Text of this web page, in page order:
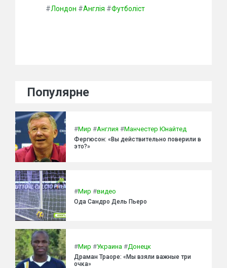
#Лондон #Англія #Футболіст
Популярне
#Мир #Англия #Манчестер Юнайтед
Фергюсон: «Вы действительно поверили в
это?»
#Мир #видео
Ода Сандро Дель Пьеро
#Мир #Украина #Донецк
Драман Траоре: «Мы взяли важные три
очка»